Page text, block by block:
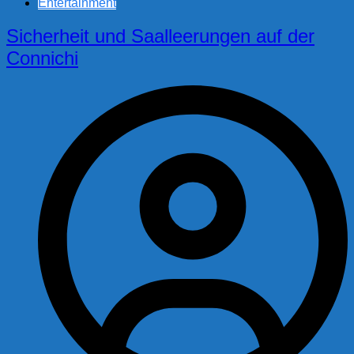
Sicherheit und Saalleerungen auf der
Connichi